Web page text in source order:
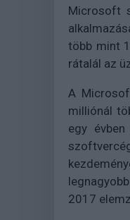
Microsoft
több mint
rátalál az
A
milliónál
egy
2017